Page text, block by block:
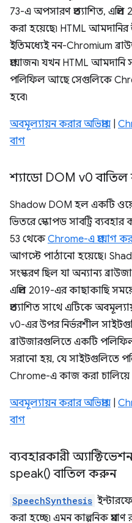
73-এ অপসারণ প্রত্যাশিত,
করা হয়েছে৷ HTML
ইতিমধ্যেই নন-Chromium
প্রয়োজন৷ যখন HTML
পলিফিল আছে সেগুলিকে
হবে৷
অবমূল্যায়ন করার অভিপ্রায়
বাগ
শ্যাডো DOM v0
Shadow DOM হল একটি
ভিতরে স্কোপড সাবট্রি
53 থেকেChrome-এ প্রয়োগ
আগস্টে পাঠানো হয়েছে।
সংস্করণ ছিল যা অন্যান্য
এপ্রিল 2019-এর কাছাকাছি
প্রত্যাশিত সাথে এটিকে
v0-এর উপর নির্ভরশীল
ব্রাউজারগুলিতে একটি
সরানো হয়, যে সাইটগুলিতে
Chrome-এ কাজ করা চালিয়ে
অবমূল্যায়ন করার অভিপ্রায়
বাগ
ব্যবহারকারী
speak() বাতিল করুন
SpeechSynthesis
করা হচ্ছে৷ এমন কাল্পনিক